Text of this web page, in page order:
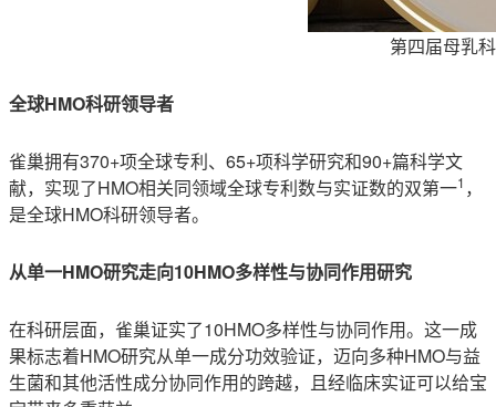
第四届母乳
全球HMO科研领导者
雀巢拥有370+项全球专利、65+项科学研究和90+篇科学文
献，实现了HMO相关同领域全球专利数与实证数的双第一1 ，
是全球HMO科研领导者。
从单一HMO研究走向10HMO多样性与协同作用研究
在科研层面，雀巢证实了10HMO多样性与协同作用。这一成
果标志着HMO研究从单一成分功效验证，迈向多种HMO与益
生菌和其他活性成分协同作用的跨越，且经临床实证可以给宝